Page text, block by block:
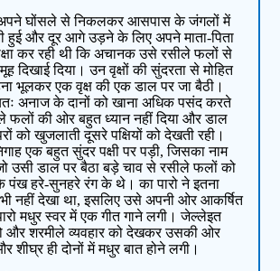
अपने घोंसले से निकलकर आसपास के जंगलों में
हुई और दूर आगे उड़ने के लिए अपने माता-पिता
कर रही थी कि अचानक उसे रसीले फलों से
दिखाई दिया। उन वृक्षों की सुंदरता से मोहित
भूलकर एक वृक्ष की एक डाल पर जा बैठी।
अनाज के दानों को खाना अधिक पसंद करते
फलों की ओर बहुत ध्यान नहीं दिया और डाल
को खुजलाती दूसरे पक्षियों को देखती रही।
एक बहुत सुंदर पक्षी पर पड़ी, जिसका नाम
उसी डाल पर बैठा बड़े चाव से रसीले फलों को
पंख हरे-सुनहरे रंग के थे। का पारो ने इतना
नहीं देखा था, इसलिए उसे अपनी ओर आकर्षित
मधुर स्वर में एक गीत गाने लगी। जेल्लेइत
और शरमीले व्यवहार को देखकर उसकी ओर
शीघ्र ही दोनों में मधुर बात होने लगी।